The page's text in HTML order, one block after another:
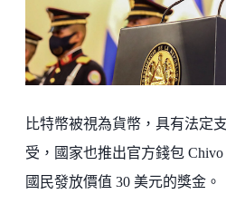
比特幣被視為貨幣，具有法定
受，國家也推出官方錢包
國民發放價值 30 美元的獎金。